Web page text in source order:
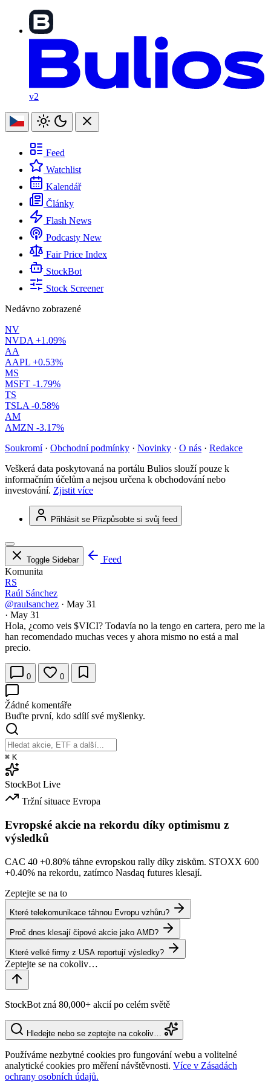
v2
Feed
Watchlist
Kalendář
Články
Flash News
Podcasty New
Fair Price Index
StockBot
Stock Screener
Nedávno zobrazené
NV
NVDA +1.09%
AA
AAPL +0.53%
MS
MSFT -1.79%
TS
TSLA -0.58%
AM
AMZN -3.17%
Soukromí · Obchodní podmínky · Novinky · O nás · Redakce
Veškerá data poskytovaná na portálu Bulios slouží pouze k
informačním účelům a nejsou určena k obchodování nebo
investování. Zjistit více
Přihlásit se Přizpůsobte si svůj feed
Toggle Sidebar
Feed
Komunita
RS
Raúl Sánchez
@raulsanchez · May 31
· May 31
Hola, ¿como veis $VICI? Todavía no la tengo en cartera, pero me la
han recomendado muchas veces y ahora mismo no está a mal
precio.
0 0
Žádné komentáře
Buďte první, kdo sdílí své myšlenky.
⌘ K
StockBot Live
Tržní situace Evropa
Evropské akcie na rekordu díky optimismu z
výsledků
CAC 40 +0.80% táhne evropskou rally díky ziskům. STOXX 600
+0.40% na rekordu, zatímco Nasdaq futures klesají.
Zeptejte se na to
Které telekomunikace táhnou Evropu vzhůru?
Proč dnes klesají čipové akcie jako AMD?
Které velké firmy z USA reportují výsledky?
StockBot zná 80,000+ akcií po celém světě
Hledejte nebo se zeptejte na cokoliv…
Používáme nezbytné cookies pro fungování webu a volitelné
analytické cookies pro měření návštěvnosti. Více v Zásadách
ochrany osobních údajů.